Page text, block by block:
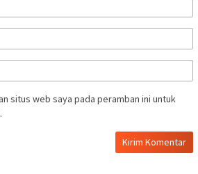
situs web saya pada peramban ini untuk